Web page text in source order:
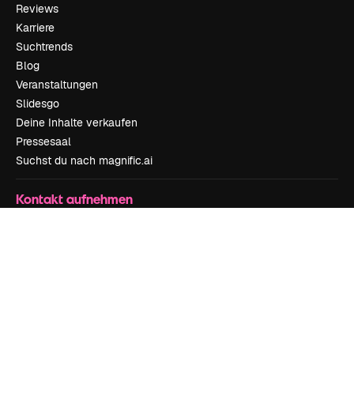
Reviews
Karriere
Suchtrends
Blog
Veranstaltungen
Slidesgo
Deine Inhalte verkaufen
Pressesaal
Suchst du nach magnific.ai
Kontakt aufnehmen